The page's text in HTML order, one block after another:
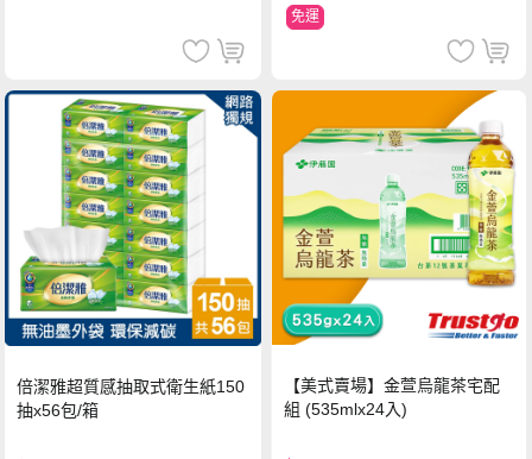
免運
倍潔雅超質感抽取式衛生紙150
抽x56包/箱
【美式賣場】金萱烏龍茶宅配
組 (535mlx24入)